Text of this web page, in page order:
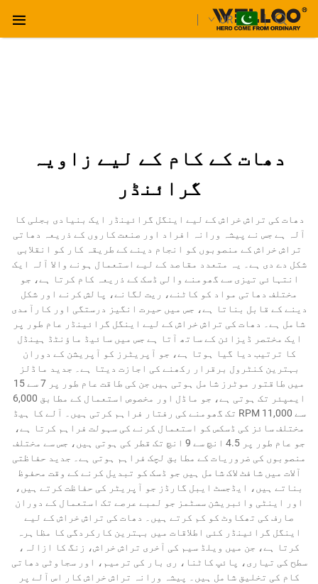
UR
دھات کے کام کے لیے زاویہ
گرائنڈر
دھات کی تراش خراش کے لیے اینگل گرائینڈر ایک بنیادی بجلی کا
آلہ ہے جس نے پیشہ ورانہ افراد اور صنعت کاروں کے ذریعہ دھاتی
تراش خراش کے منصوبوں کو انجام دینے کے طریقہ کار کو انقلابی
شکل دے دی ہے۔ یہ متعدد مقاصد کے لیے استعمال ہونے والا آلہ ایک
انتہائی تیزی سے گھومنے والی ڈسک کے ذریعہ کام کرتا ہے، جو
مختلف دھاتی مواد کو کاٹنے، ریت لگانے، پالش کرنے اور شکل
دینے کے قابل بناتا ہے، جس میں حیرت انگیز درستگی اور کارآمدی
شامل ہے۔ دھات کی تراش خراش کے لیے اینگل گرائینڈر عام طور پر
ایک مختصر ڈیزائن کے ساتھ آتا ہے جس میں سائیڈ ماؤنٹڈ ہینڈل
کا ترتیب دیا گیا ہوتا ہے، جو آپریٹرز کو آپریشن کے دوران
بہترین کنٹرول برقرار رکھنے کی اجازت دیتا ہے۔ جدید ماڈلز
میں طاقتور موٹرز شامل ہوتی ہیں جن کی طاقت عام طور پر 7 سے 15
ایمپئر تک ہوتی ہے، جو ماڈل اور مخصوص استعمال کے مطابق 6,000
سے 11,000 RPM تک گھومنے کی رفتار فراہم کرتی ہیں۔ آلے کا ہیڈ
مختلف سائز کی ڈسکس کو استعمال کرنے کی سہولت فراہم کرتا ہے،
جو عام طور پر 4.5 انچ سے 9 انچ تک قطر کی ہوتی ہیں، جس سے مختلف
منصوبوں کی ضروریات کے مطابق لچک فراہم ہوتی ہے۔ جدید حفاظتی
آلات میں شافٹ لاک شامل ہیں جو ڈسک کو تبدیل کرنے کے وقت محفوظ
بناتے ہیں، ایڈجسٹ ایبل گارڈز جو آپریٹر کی حفاظت کرتے ہیں،
اور اینٹی وائبریشن سسٹمز جو لمبے عرصے تک استعمال کے دوران
صارف کی تھکاوٹ کو کم کرتے ہیں۔ دھات کی تراش خراش کے لیے
اینگل گرائینڈر کئی اطلاقات میں بہترین کارکردگی کا مظاہرہ
کرتا ہے، جن میں ویلڈ سیم کی آخری تراش خراش، زنگ کا ازالہ،
سطح کی تیاری، پائپ کاٹنا، ری بار کی ترمیم، اور سجاوٹی دھاتی
کام کی تخلیق شامل ہیں۔ پیشہ ورانہ تراش خراش کار اس آلے پر